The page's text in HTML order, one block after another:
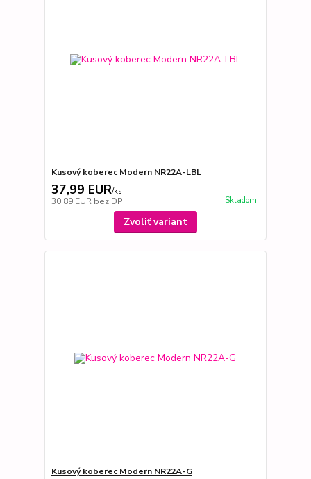
Kusový koberec Modern NR22A-LBL
37,99 EUR/ks
30,89 EUR bez DPH Skladom
Zvoliť variant
Kusový koberec Modern NR22A-G